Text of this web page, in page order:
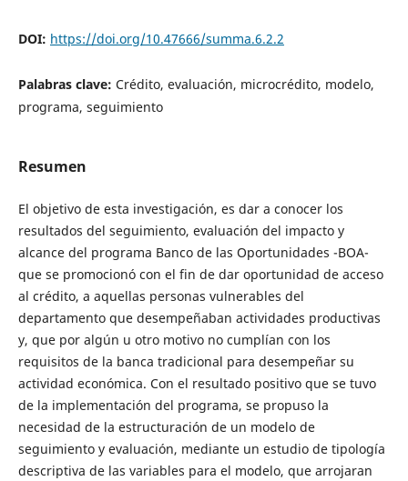
DOI: https://doi.org/10.47666/summa.6.2.2
Palabras clave: Crédito, evaluación, microcrédito, modelo,
programa, seguimiento
Resumen
El objetivo de esta investigación, es dar a conocer los
resultados del seguimiento, evaluación del impacto y
alcance del programa Banco de las Oportunidades -BOA-
que se promocionó con el fin de dar oportunidad de acceso
al crédito, a aquellas personas vulnerables del
departamento que desempeñaban actividades productivas
y, que por algún u otro motivo no cumplían con los
requisitos de la banca tradicional para desempeñar su
actividad económica. Con el resultado positivo que se tuvo
de la implementación del programa, se propuso la
necesidad de la estructuración de un modelo de
seguimiento y evaluación, mediante un estudio de tipología
descriptiva de las variables para el modelo, que arrojaran